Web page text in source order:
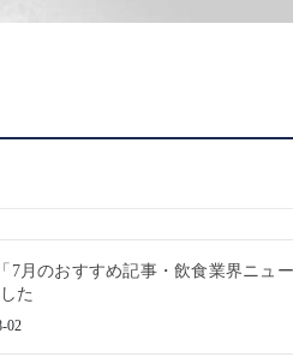
7月のおすすめ記事・飲食業界ニュ
た
02